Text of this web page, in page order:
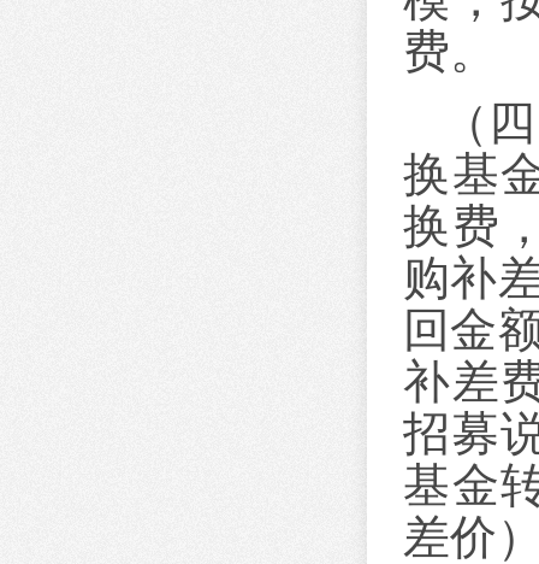
费。
（
换基
换费
购补
回金
补差
招募
基金
差价